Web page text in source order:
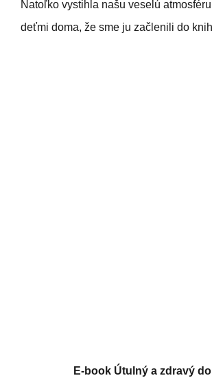
Natoľko vystihla našu veselú
deťmi doma, že sme ju začlenili do
E-book Útulný a zdravý